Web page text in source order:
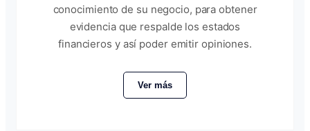
conocimiento de su negocio, para obtener
evidencia que respalde los estados
financieros y así poder emitir opiniones.
Ver más